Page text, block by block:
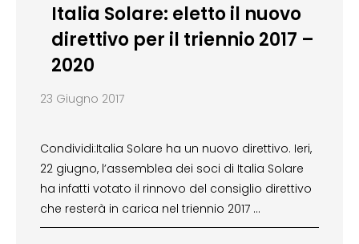
Italia Solare: eletto il nuovo
direttivo per il triennio 2017 –
2020
23 Giugno 2017
Condividi:Italia Solare ha un nuovo direttivo. Ieri,
22 giugno, l’assemblea dei soci di Italia Solare
ha infatti votato il rinnovo del consiglio direttivo
che resterà in carica nel triennio 2017 …